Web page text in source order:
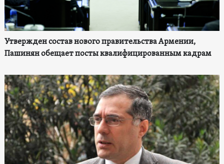
Утвержден состав нового правительства Армении,
Пашинян обещает посты квалифицированным кадрам